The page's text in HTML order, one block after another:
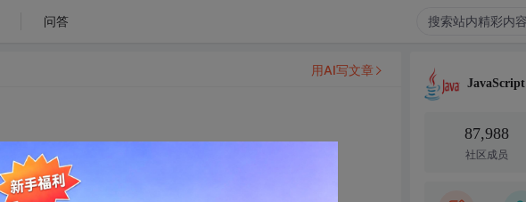
问答
用AI写文章
JavaScript
87,988
社区成员